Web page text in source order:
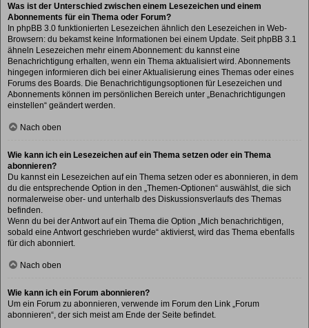
Was ist der Unterschied zwischen einem Lesezeichen und einem
Abonnements für ein Thema oder Forum?
In phpBB 3.0 funktionierten Lesezeichen ähnlich den Lesezeichen in Web-
Browsern: du bekamst keine Informationen bei einem Update. Seit phpBB 3.1
ähneln Lesezeichen mehr einem Abonnement: du kannst eine
Benachrichtigung erhalten, wenn ein Thema aktualisiert wird. Abonnements
hingegen informieren dich bei einer Aktualisierung eines Themas oder eines
Forums des Boards. Die Benachrichtigungsoptionen für Lesezeichen und
Abonnements können im persönlichen Bereich unter „Benachrichtigungen
einstellen“ geändert werden.
Nach oben
Wie kann ich ein Lesezeichen auf ein Thema setzen oder ein Thema
abonnieren?
Du kannst ein Lesezeichen auf ein Thema setzen oder es abonnieren, in dem
du die entsprechende Option in den „Themen-Optionen“ auswählst, die sich
normalerweise ober- und unterhalb des Diskussionsverlaufs des Themas
befinden.
Wenn du bei der Antwort auf ein Thema die Option „Mich benachrichtigen,
sobald eine Antwort geschrieben wurde“ aktivierst, wird das Thema ebenfalls
für dich abonniert.
Nach oben
Wie kann ich ein Forum abonnieren?
Um ein Forum zu abonnieren, verwende im Forum den Link „Forum
abonnieren“, der sich meist am Ende der Seite befindet.